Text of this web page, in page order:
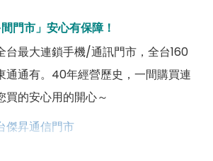
門市」安心有保障！
台最大連鎖手機/通訊門市，全台160
通通有。40年經營歷史，一間購買連
買的安心用的開心～
傑昇通信門市